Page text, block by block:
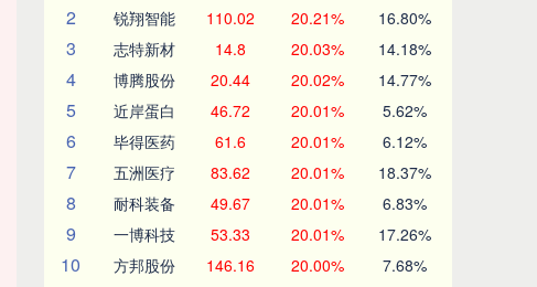
2 锐翔智能 110.02 20.21% 16.80%
3 志特新材 14.8 20.03% 14.18%
4 博腾股份 20.44 20.02% 14.77%
5 近岸蛋白 46.72 20.01% 5.62%
6 毕得医药 61.6 20.01% 6.12%
7 五洲医疗 83.62 20.01% 18.37%
8 耐科装备 49.67 20.01% 6.83%
9 一博科技 53.33 20.01% 17.26%
10 方邦股份 146.16 20.00% 7.68%